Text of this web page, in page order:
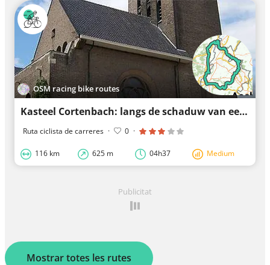
OSM racing bike routes
Kasteel Cortenbach: langs de schaduw van een kasteel
Ruta ciclista de carreres · 0 ·
116 km 625 m 04h37 Medium
Publicitat
Mostrar totes les rutes